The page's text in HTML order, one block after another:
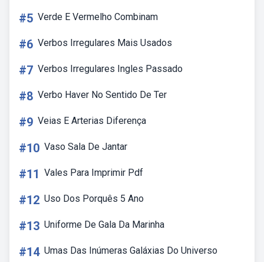
#5 Verde E Vermelho Combinam
#6 Verbos Irregulares Mais Usados
#7 Verbos Irregulares Ingles Passado
#8 Verbo Haver No Sentido De Ter
#9 Veias E Arterias Diferença
#10 Vaso Sala De Jantar
#11 Vales Para Imprimir Pdf
#12 Uso Dos Porquês 5 Ano
#13 Uniforme De Gala Da Marinha
#14 Umas Das Inúmeras Galáxias Do Universo